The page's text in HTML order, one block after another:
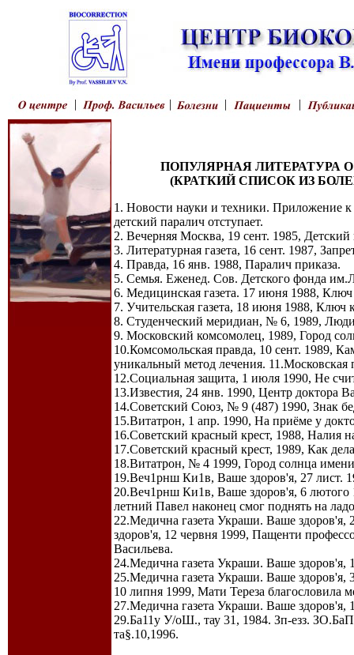
ПОПУЛЯРНАЯ ЛИТЕРАТУРА
(КРАТКИЙ СПИСОК ИЗ
1. Новости науки и техники. Приложение
детский паралич отступает.
2. Вечерняя Москва, 19 сент. 1985, Детский
3. Литературная газета, 16 сент. 1987,
4. Правда, 16 янв. 1988, Паралич приказа.
5. Семья. Еженед. Сов. Детского фонда
6. Медицинская газета. 17 июня 1988, Ключ
7. Учительская газета, 18 июня 1988, Ключ
8. Студенческий меридиан, № 6, 1989,
9. Московский комсомолец, 1989, Город
10.Комсомольская правда, 10 сент. 1989,
уникальный метод лечения.
12.Социальная защита, 1 июля 1990, Не
13.Известия, 24 янв. 1990, Центр доктора
14.Советский Союз, № 9 (487) 1990, Знак
15.Витатрон, 1 апр. 1990, На приёме у
16.Советский красный крест, 1988, Налия
17.Советский красный крест, 1989, Как
18.Витатрон, № 4 1999, Город солнца
19.Веч1рнш Ки1в, Ваше здоров'я, 27 лист.
20.Веч1рнш Ки1в, Ваше здоров'я, 6
летний Павел наконец смог поднять на
22.Медична газета Украши. Ваше
здоров'я, 12 червня 1999, Пащенти
Васильева.
24.Медична газета Украши. Ваше
25.Медична газета Украши. Ваше здоров'я,
10 липня 1999, Мати Тереза благословила
27.Медична газета Украши. Ваше здоров'я,
29.Ба11у У/оШ., тау 31, 1984. Зп-езз.
та§.10,1996.